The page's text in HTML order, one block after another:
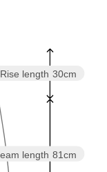
見えるモノづく
技法を組み合わせ
気を重視してい
に着目するばかり
ジュ技術を用い、
アをカーディガン
示」がございます
length 81cm
Rise length 30cm